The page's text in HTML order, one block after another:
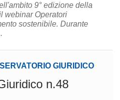
9° edizione della
webinar Operatori
Durante
GIURIDICO
n.48